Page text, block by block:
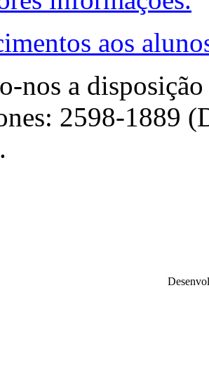
aos
nos a
2598-1889